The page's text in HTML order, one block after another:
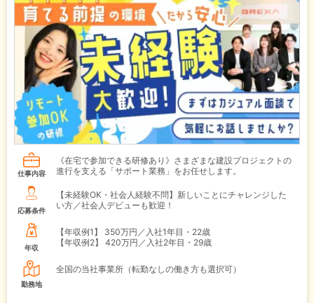
仕事内容
《在宅で参加できる研修あり》さまざまな建設プロジェクトの
進行を支える「サポート業務」をお任せします。
応募条件
【未経験OK・社会人経験不問】新しいことにチャレンジした
い方／社会人デビューも歓迎！
年収
【年収例1】
350万円／入社1年目・22歳
【年収例2】
420万円／入社2年目・29歳
勤務地
全国の当社事業所（転勤なしの働き方も選択可）